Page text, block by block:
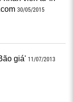
30/05/2015
giá' 11/07/2013